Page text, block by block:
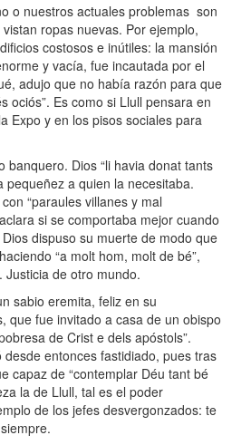
o nuestros actuales problemas son
ropas nuevas. Por ejemplo,
costosos e inútiles: la mansión
y vacía, fue incautada por el
adujo que no había razón para que
ociós”. Es como si Llull pensara en
Expo y en los pisos sociales para
banquero. Dios “li havia donat tants
pequeñez a quien la necesitaba.
“paraules villanes y mal
si se comportaba mejor cuando
dispuso su muerte de modo que
“a molt hom, molt de bé”,
Justicia de otro mundo.
sabio eremita, feliz en su
que fue invitado a casa de un obispo
de Crist e dels apóstols”.
desde entonces fastidiado, pues tras
capaz de “contemplar Déu tant bé
la de Llull, tal es el poder
de los jefes desvergonzados: te